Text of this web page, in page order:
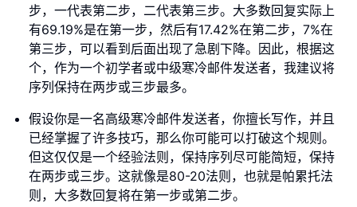
步，一代表第二步，二代表第三步。大多数回复实际上
有69.19%是在第一步，然后有17.42%在第二步，7%在
第三步，可以看到后面出现了急剧下降。因此，根据这
个，作为一个初学者或中级寒冷邮件发送者，我建议将
序列保持在两步或三步最多。
假设你是一名高级寒冷邮件发送者，你擅长写作，并且
已经掌握了许多技巧，那么你可能可以打破这个规则。
但这仅仅是一个经验法则，保持序列尽可能简短，保持
在两步或三步。这就像是80-20法则，也就是帕累托法
则，大多数回复将在第一步或第二步。